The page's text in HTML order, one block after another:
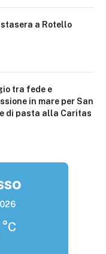
a Rotello
tra fede e
in mare per San
di pasta alla Caritas
°C